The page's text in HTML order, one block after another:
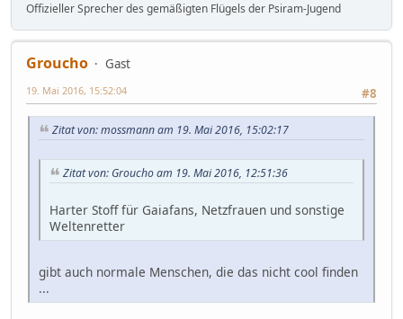
Offizieller Sprecher des gemäßigten Flügels der Psiram-Jugend
Groucho
Gast
#8
19. Mai 2016, 15:52:04
Zitat von: mossmann am 19. Mai 2016, 15:02:17
Zitat von: Groucho am 19. Mai 2016, 12:51:36
Harter Stoff für Gaiafans, Netzfrauen und sonstige
Weltenretter
gibt auch normale Menschen, die das nicht cool finden
...